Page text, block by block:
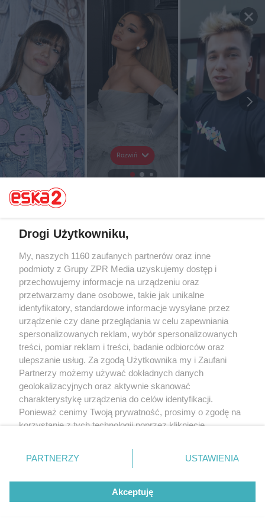
Rozwiń
Drogi Użytkowniku,
My, naszych 1160 zaufanych partnerów oraz inne
podmioty z Grupy ZPR Media uzyskujemy dostęp i
przechowujemy informacje na urządzeniu oraz
przetwarzamy dane osobowe, takie jak unikalne
identyfikatory, standardowe informacje wysyłane przez
urządzenie czy dane przeglądania w celu zapewniania
spersonalizowanych reklam, wybór spersonalizowanych
treści, pomiar reklam i treści, badanie odbiorców oraz
ulepszanie usług. Za zgodą Użytkownika my i Zaufani
Partnerzy możemy używać dokładnych danych
geolokalizacyjnych oraz aktywnie skanować
charakterystykę urządzenia do celów identyfikacji.
Ponieważ cenimy Twoją prywatność, prosimy o zgodę na
korzystanie z tych technologii poprzez kliknięcie
zmienić/wycofać klikając przycisk ustawień prywatności
znajdujący się w lewym dolnym rogu strony
rodzaje przetwarzania danych nie wymagają zgody
użytkownika, ale masz prawo sprzeciwić się takiemu
przetwarzaniu. Preferencje będą miały zastosowanie tylko
PARTNERZY USTAWIENIA
Akceptuję